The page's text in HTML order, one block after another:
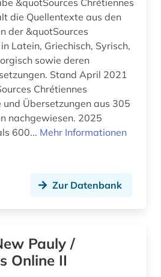
&quotSources Chrétiennes
die Quellentexte aus den
der &quotSources
Latein, Griechisch, Syrisch,
sowie deren
Stand April 2021
Chrétiennes
und Übersetzungen aus 305
nachgewiesen. 2025
600... Mehr Informationen
Zur Datenbank
Pauly /
Online II